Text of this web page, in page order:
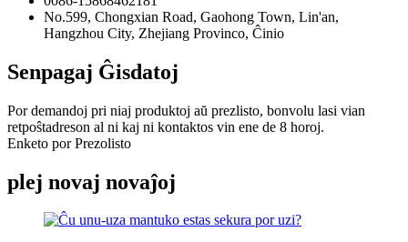
No.599, Chongxian Road, Gaohong Town, Lin'an,
Hangzhou City, Zhejiang Provinco, Ĉinio
Senpagaj Ĝisdatoj
Por demandoj pri niaj produktoj aŭ prezlisto, bonvolu lasi vian
retpoŝtadreson al ni kaj ni kontaktos vin ene de 8 horoj.
Enketo por Prezolisto
plej novaj novaĵoj